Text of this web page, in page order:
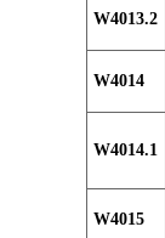
W4013.2
W4014
W4014.1
W4015